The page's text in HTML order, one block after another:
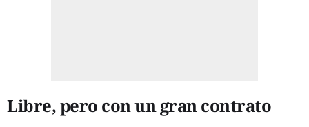
Libre, pero con un gran contrato